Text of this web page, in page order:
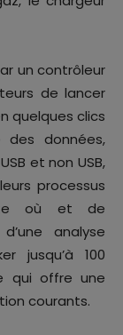
un contrôleur
de lancer
quelques clics
des données,
et non USB,
processus
où et de
analyse
jusqu’à 100
qui offre une
courants.